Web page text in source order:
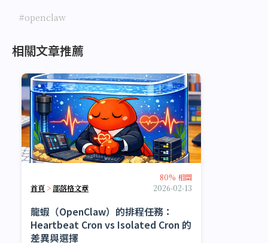
#openclaw
相關文章推薦
80% 相關
首頁 >部落格文章 2026-02-13
龍蝦（OpenClaw）的排程任務：
Heartbeat Cron vs Isolated Cron 的
差異與選擇